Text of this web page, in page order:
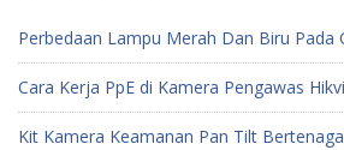
Perbedaan Lampu Merah Dan Biru Pada
Cara Kerja PpE di Kamera Pengawas
Kit Kamera Keamanan Pan Tilt